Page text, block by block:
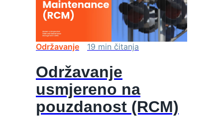
Održavanje 19 min čitanja
Održavanje
usmjereno na
pouzdanost (RCM)